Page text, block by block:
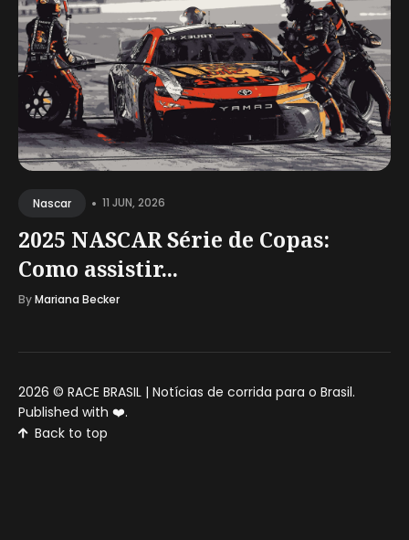
Nascar • 11 JUN, 2026
2025 NASCAR Série de Copas:
Como assistir...
ByMariana Becker
2026 © RACE BRASIL | Notícias de corrida para o Brasil.
Published with ❤️.
Back to top